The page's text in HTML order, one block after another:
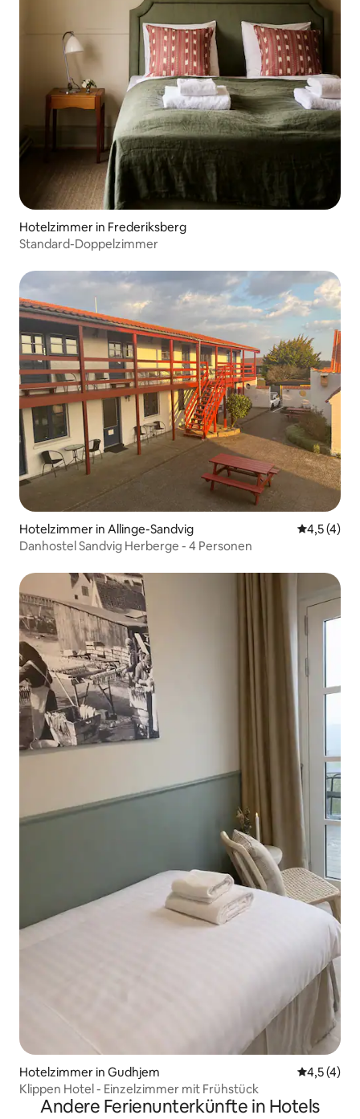
Hotelzimmer in Frederiksberg
Standard-Doppelzimmer
Hotelzimmer in Allinge-Sandvig
4,5 (4)
Danhostel Sandvig Herberge - 4 Personen
Hotelzimmer in Gudhjem
4,5 (4)
Klippen Hotel - Einzelzimmer mit Frühstück
Andere Ferienunterkünfte in Hotels